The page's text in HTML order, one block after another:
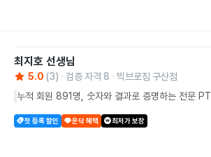
최지호 선생님
5.0 (3) 검증 자격 8
빅브로짐 구산점
누적 회원 891명, 숫자와 결과로 증명하는 전문 PT
첫 등록 할인 운닥 혜택 최저가 보장